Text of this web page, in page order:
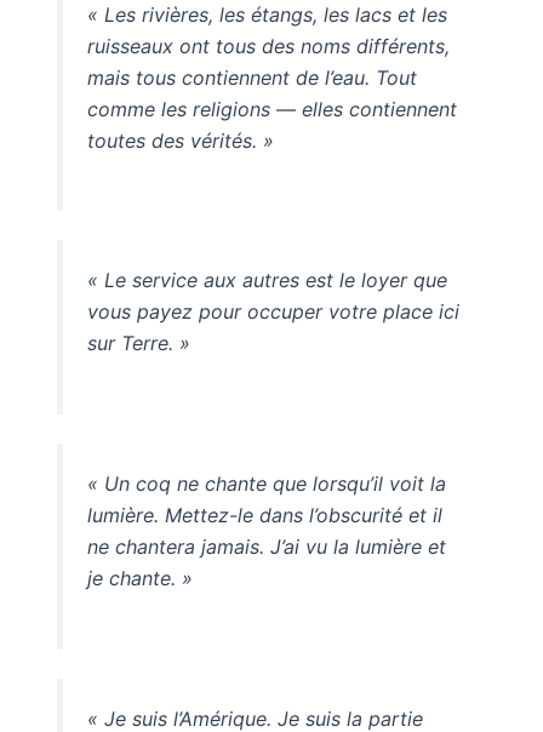
« Les rivières, les étangs, les lacs et les
ruisseaux ont tous des noms différents,
mais tous contiennent de l’eau. Tout
comme les religions — elles contiennent
toutes des vérités. »
« Le service aux autres est le loyer que
vous payez pour occuper votre place ici
sur Terre. »
« Un coq ne chante que lorsqu’il voit la
lumière. Mettez-le dans l’obscurité et il
ne chantera jamais. J’ai vu la lumière et
je chante. »
« Je suis l’Amérique. Je suis la partie